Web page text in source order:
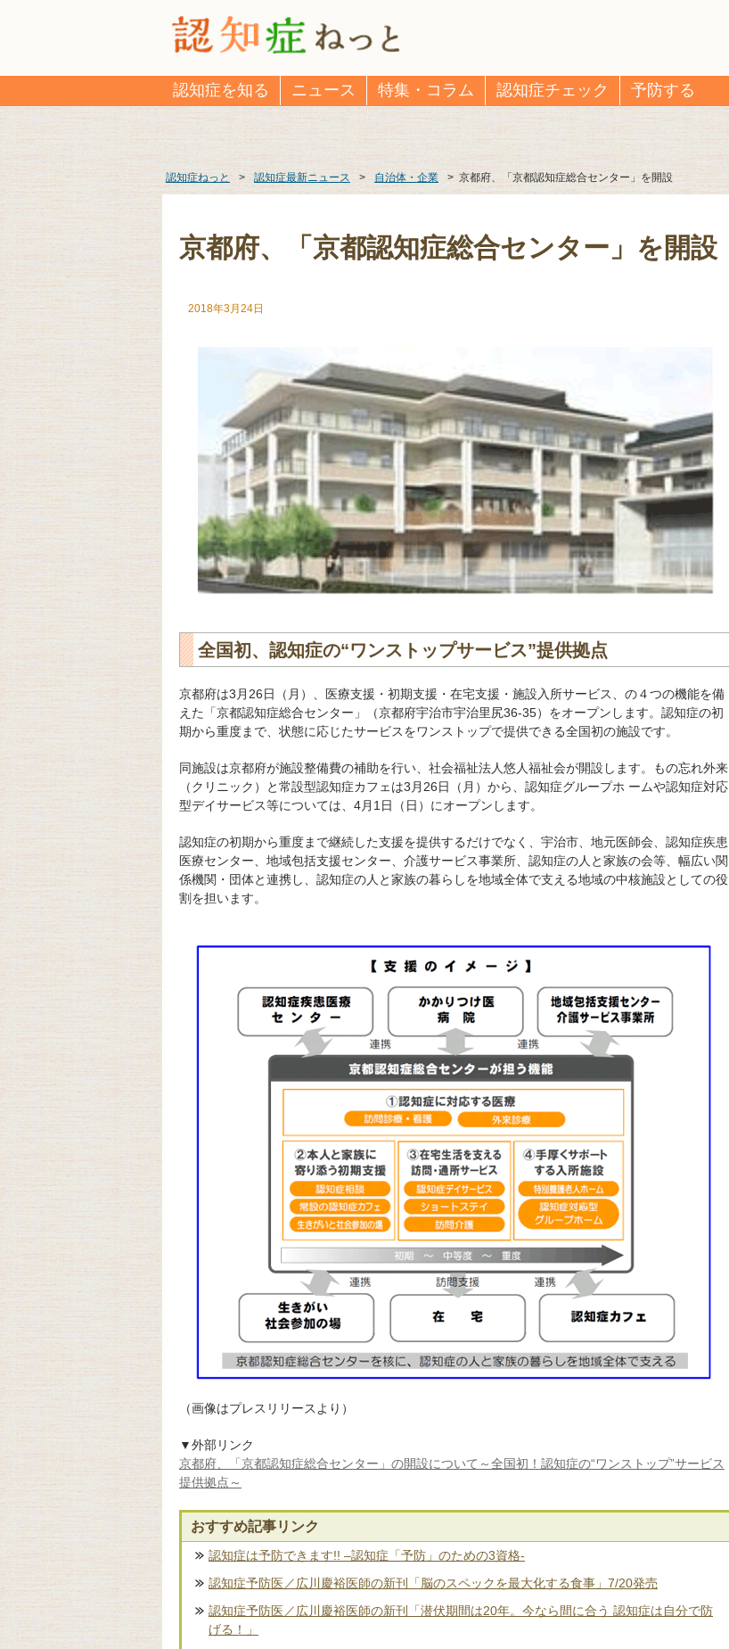
認知症を知る ニュース 特集・コラム 認知症チェック 予防する
認知症ねっと > 認知症最新ニュース > 自治体・企業 > 京都府、「京都認知症総合センター」を開設
京都府、「京都認知症総合センター」を開設
2018年3月24日
全国初、認知症の“ワンストップサービス”提供拠点
京都府は3月26日（月）、医療支援・初期支援・在宅支援・施設入所サービス、の４つの機能を備
えた「京都認知症総合センター」（京都府宇治市宇治里尻36-35）をオープンします。認知症の初
期から重度まで、状態に応じたサービスをワンストップで提供できる全国初の施設です。
同施設は京都府が施設整備費の補助を行い、社会福祉法人悠人福祉会が開設します。もの忘れ外来
（クリニック）と常設型認知症カフェは3月26日（月）から、認知症グループホ ームや認知症対応
型デイサービス等については、4月1日（日）にオープンします。
認知症の初期から重度まで継続した支援を提供するだけでなく、宇治市、地元医師会、認知症疾患
医療センター、地域包括支援センター、介護サービス事業所、認知症の人と家族の会等、幅広い関
係機関・団体と連携し、認知症の人と家族の暮らしを地域全体で支える地域の中核施設としての役
割を担います。
（画像はプレスリリースより）
▼外部リンク
京都府、「京都認知症総合センター」の開設について～全国初！認知症の“ワンストップ”サービス
提供拠点～
おすすめ記事リンク
認知症は予防できます!! –認知症「予防」のための3資格-
認知症予防医／広川慶裕医師の新刊「脳のスペックを最大化する食事」7/20発売
認知症予防医／広川慶裕医師の新刊「潜伏期間は20年。今なら間に合う 認知症は自分で防
げる！」